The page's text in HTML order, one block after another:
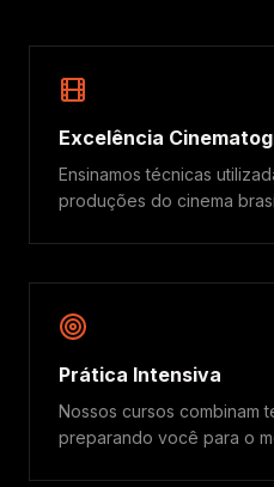
Excelência
Ensinamos técnicas
produções do cinema
Prática Intensiva
Nossos cursos combinam
preparando você para o